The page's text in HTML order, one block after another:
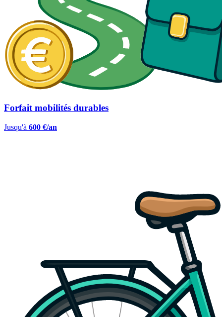
Forfait mobilités durables
Jusqu'à 600 €/an